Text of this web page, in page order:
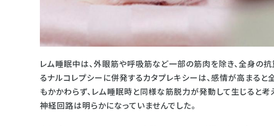
レム睡眠中は、外眼筋や呼吸筋など一部の筋肉を除き、全身の
るナルコレプシーに併発するカタプレキシーは、感情が高まる
もかかわらず、レム睡眠時と同様な筋脱力が発動して生じると考
神経回路は明らかになっていませんでした。